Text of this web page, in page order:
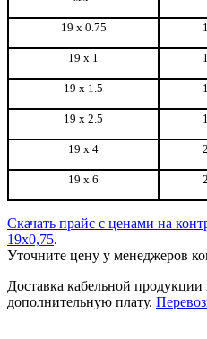
19 х 0.75
19 х 1
19 х 1.5
19 х 2.5
19 х 4
19 х 6
Скачать прайс с ценами на
19x0,75.
Уточните цену у менеджеров
Доставка кабельной
дополнительную плату.